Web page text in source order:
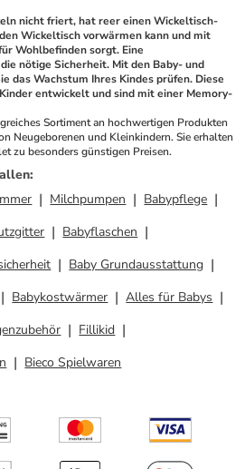
nicht friert, hat reer einen Wickeltisch-
Wickeltisch vorwärmen kann und mit
Wohlbefinden sorgt. Eine
nötige Sicherheit. Mit den Baby- und
das Wachstum Ihres Kindes prüfen. Diese
entwickelt und sind mit einer Memory-
Sortiment an hochwertigen Produkten
Neugeborenen und Kleinkindern. Sie erhalten
zu besonders günstigen Preisen.
:
Milchpumpen
Babypflege
Babyflaschen
Baby Grundausstattung
Babykostwärmer
Alles für Babys
Fillikid
Bieco Spielwaren